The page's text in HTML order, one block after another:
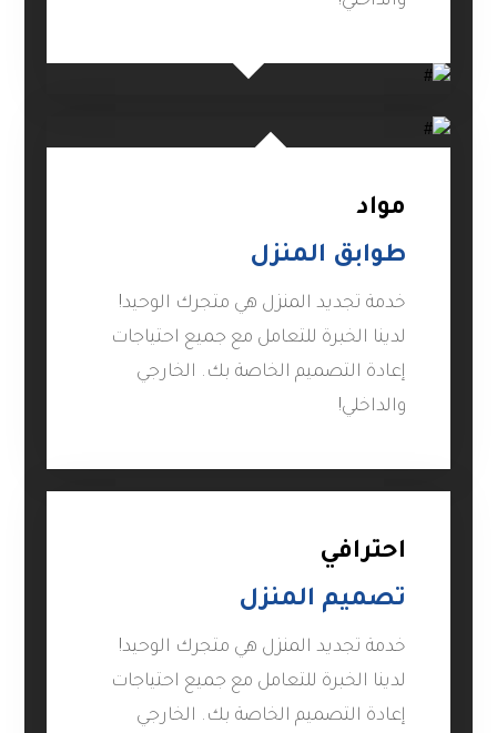
مواد
طوابق المنزل
خدمة تجديد المنزل هي متجرك الوحيد!
لدينا الخبرة للتعامل مع جميع احتياجات
إعادة التصميم الخاصة بك. الخارجي
والداخلي!
احترافي
تصميم المنزل
خدمة تجديد المنزل هي متجرك الوحيد!
لدينا الخبرة للتعامل مع جميع احتياجات
إعادة التصميم الخاصة بك. الخارجي